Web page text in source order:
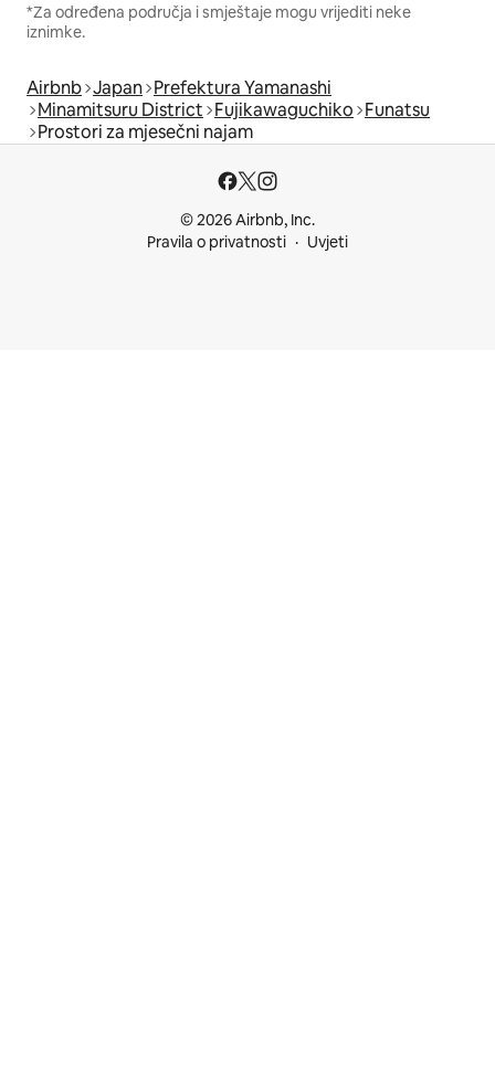
*Za određena područja i smještaje mogu vrijediti neke
iznimke.
Airbnb Japan Prefektura Yamanashi
Minamitsuru District Fujikawaguchiko Funatsu
Prostori za mjesečni najam
© 2026 Airbnb, Inc.
Pravila o privatnosti
Uvjeti